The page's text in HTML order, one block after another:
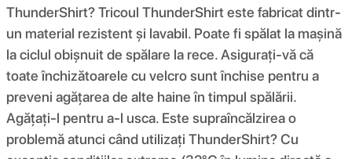
ThunderShirt? Tricoul ThunderShirt este fabricat dintr-
un material rezistent și lavabil. Poate fi spălat la mașină
la ciclul obișnuit de spălare la rece. Asigurați-vă că
toate închizătoarele cu velcro sunt închise pentru a
preveni agățarea de alte haine în timpul spălării.
Agățați-l pentru a-l usca. Este supraîncălzirea o
problemă atunci când utilizați ThunderShirt? Cu